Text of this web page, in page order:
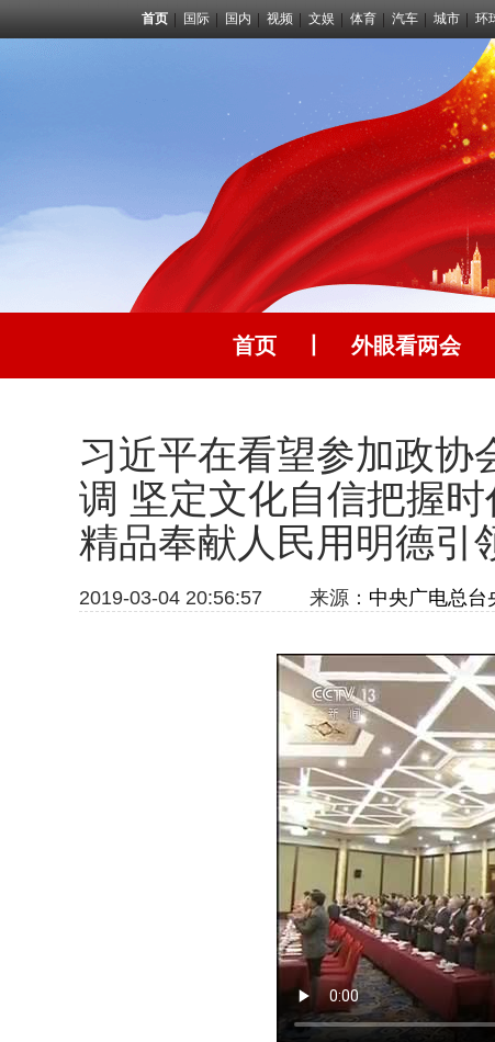
首页 国际 国内 视频 文娱 体育 汽车 城市 环
首页 外眼看两会
习近平在看望参加政协
调 坚定文化自信把握
精品奉献人民用明德引
2019-03-04 20:56:57 来源： 中央广电总台